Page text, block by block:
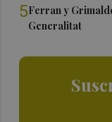
5Ferran y
Generalitat